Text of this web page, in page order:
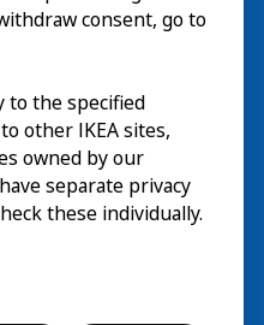
consent, go to
to the specified
other IKEA sites,
owned by our
separate privacy
these individually.